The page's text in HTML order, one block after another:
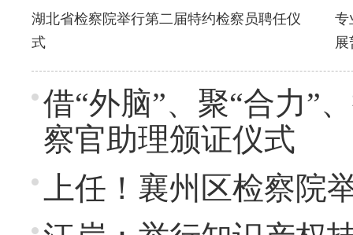
湖北省检察院举行第二届特约检察员聘任仪
式
专
借“外脑”、聚“合力
察官助理颁证仪式
上任！襄州区检察院